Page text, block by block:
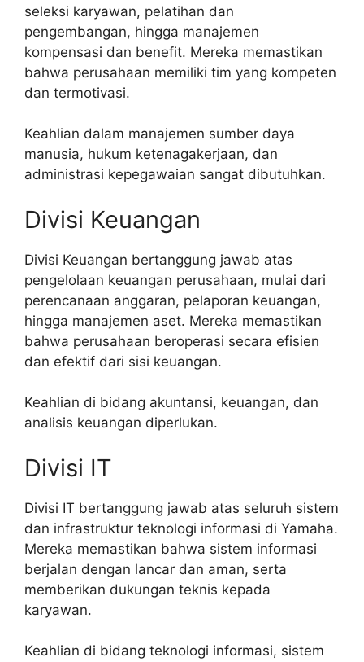
seleksi karyawan, pelatihan dan
pengembangan, hingga manajemen
kompensasi dan benefit. Mereka memastikan
bahwa perusahaan memiliki tim yang kompeten
dan termotivasi.
Keahlian dalam manajemen sumber daya
manusia, hukum ketenagakerjaan, dan
administrasi kepegawaian sangat dibutuhkan.
Divisi Keuangan
Divisi Keuangan bertanggung jawab atas
pengelolaan keuangan perusahaan, mulai dari
perencanaan anggaran, pelaporan keuangan,
hingga manajemen aset. Mereka memastikan
bahwa perusahaan beroperasi secara efisien
dan efektif dari sisi keuangan.
Keahlian di bidang akuntansi, keuangan, dan
analisis keuangan diperlukan.
Divisi IT
Divisi IT bertanggung jawab atas seluruh sistem
dan infrastruktur teknologi informasi di Yamaha.
Mereka memastikan bahwa sistem informasi
berjalan dengan lancar dan aman, serta
memberikan dukungan teknis kepada
karyawan.
Keahlian di bidang teknologi informasi, sistem